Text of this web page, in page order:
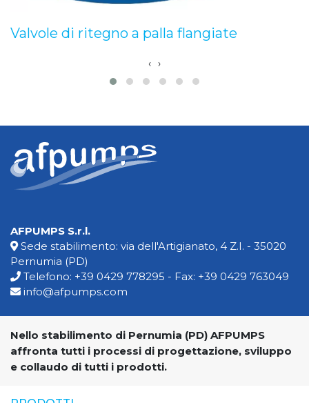
Valvole di ritegno a palla flangiate
‹ ›
AFPUMPS S.r.l.
Sede stabilimento: via dell'Artigianato, 4 Z.I. - 35020
Pernumia (PD)
Telefono: +39 0429 778295 - Fax: +39 0429 763049
info@afpumps.com
Nello stabilimento di Pernumia (PD) AFPUMPS
affronta tutti i processi di progettazione, sviluppo
e collaudo di tutti i prodotti.